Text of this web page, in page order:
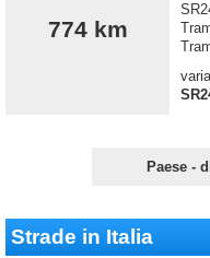
774 km
Paese -
Strade in Italia